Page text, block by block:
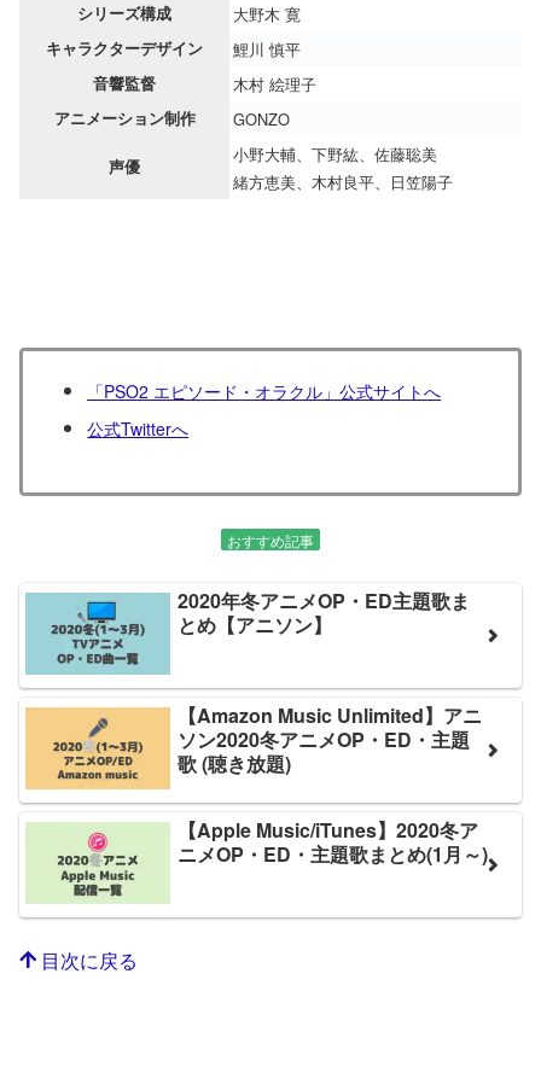
シリーズ構成 大野木 寛
キャラクターデザイン 鯉川 慎平
音響監督 木村 絵理子
アニメーション制作 GONZO
声優
小野大輔、下野紘、佐藤聡美
緒方恵美、木村良平、日笠陽子
「PSO2 エピソード・オラクル」公式サイトへ
公式Twitterへ
おすすめ記事
2020年冬アニメOP・ED主題歌ま
とめ【アニソン】
【Amazon Music Unlimited】アニ
ソン2020冬アニメOP・ED・主題
歌 (聴き放題)
【Apple Music/iTunes】2020冬ア
ニメOP・ED・主題歌まとめ(1月～)
目次に戻る